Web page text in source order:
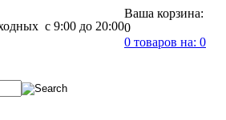
с 9:00 до 20:00
Ваша корзина:
0
0 товаров на: 0